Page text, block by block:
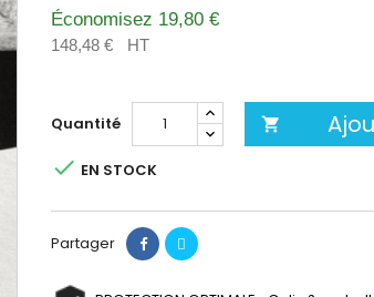
Économisez 19,80 €
148,48 € HT
Quantité 
 EN STOCK
Partager